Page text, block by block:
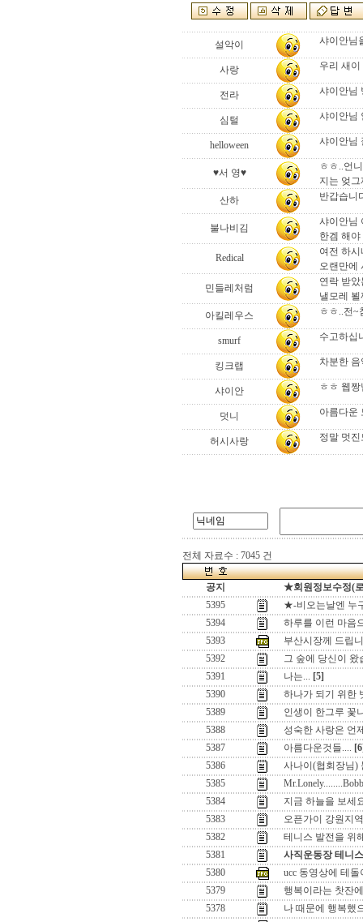
설악이 샤이안님
사랑 우리 새
전라 샤이안님
심털 샤이안님
helloween 샤이안님
♥서 영♥
ㅎㅎ..언
지는 엊
산하
반갑습니
불나비김
샤이안님
한겜 해
Redical
여전 하
오랜만에
민들레처럼
연락 받
낼모레 뵐
아킬레우스
ㅎㅎ..전~
smurf 수고하십
킹크랩 차분한
샤이안 ㅎㅎ 웹
덧니 아름다운
허시사랑 정말 멋
전체 자료수 : 7045 건
공지
★회원정보수정(
5395
★-비오는날엔 누
5394
하루를 이런 마음
5393
부산시장께 드립
5392
그 숲에 당신이 왔
5391
나는... [5]
5390
하나가 되기 위한
5389
인생이 한그루 꽃
5388
성숙한 사랑은 언
5387
아름다운것들....
5386
사나이(협회장님)
5385
5384
지금 하늘을 보세
5383
오픈가이 강원지
5382
테니스 발전을 위
5381
사직운동장 테니
5380
ucc 동영상에 테돌
5379
행복이라는 찻잔
5378
나 때문에 행복했